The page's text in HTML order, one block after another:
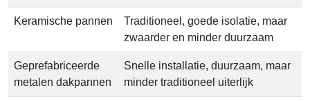
Keramische pannen
Traditioneel, goede isolatie, maar
zwaarder en minder duurzaam
Geprefabriceerde
metalen dakpannen
Snelle installatie, duurzaam, maar
minder traditioneel uiterlijk